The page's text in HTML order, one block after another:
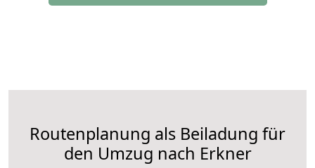
Routenplanung als Beiladung für
den Umzug nach Erkner